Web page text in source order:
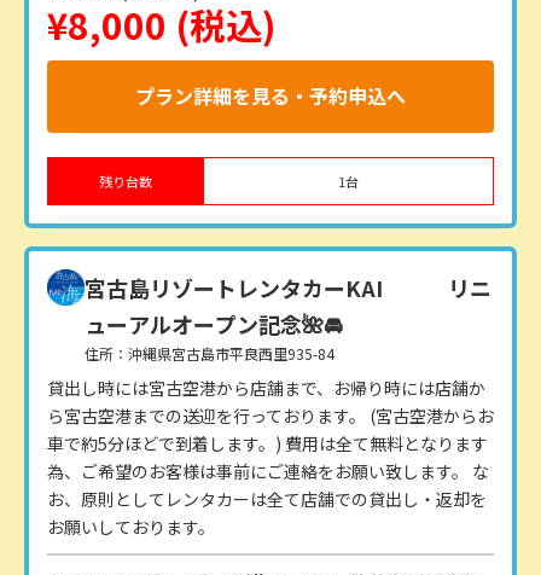
¥8,000 (税込)
プラン詳細を見る・予約申込へ
残り台数 1台
宮古島リゾートレンタカーKAI リニ
ューアルオープン記念🌺🚘
住所：沖縄県宮古島市平良西里935-84
貸出し時には宮古空港から店舗まで、お帰り時には店舗か
ら宮古空港までの送迎を行っております。 (宮古空港からお
車で約5分ほどで到着します。) 費用は全て無料となります
為、ご希望のお客様は事前にご連絡をお願い致します。 な
お、原則としてレンタカーは全て店舗での貸出し・返却を
お願いしております。